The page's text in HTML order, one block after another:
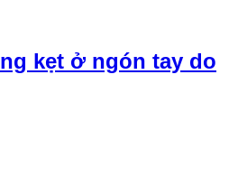
kẹt ở ngón tay do